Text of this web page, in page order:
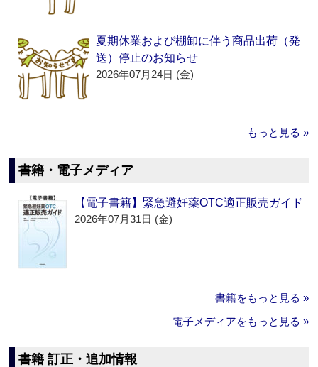
夏期休業および棚卸に伴う商品出荷（発
送）停止のお知らせ
2026年07月24日 (金)
もっと見る »
書籍・電子メディア
【電子書籍】緊急避妊薬OTC適正販売ガイド
2026年07月31日 (金)
書籍をもっと見る »
電子メディアをもっと見る »
書籍 訂正・追加情報